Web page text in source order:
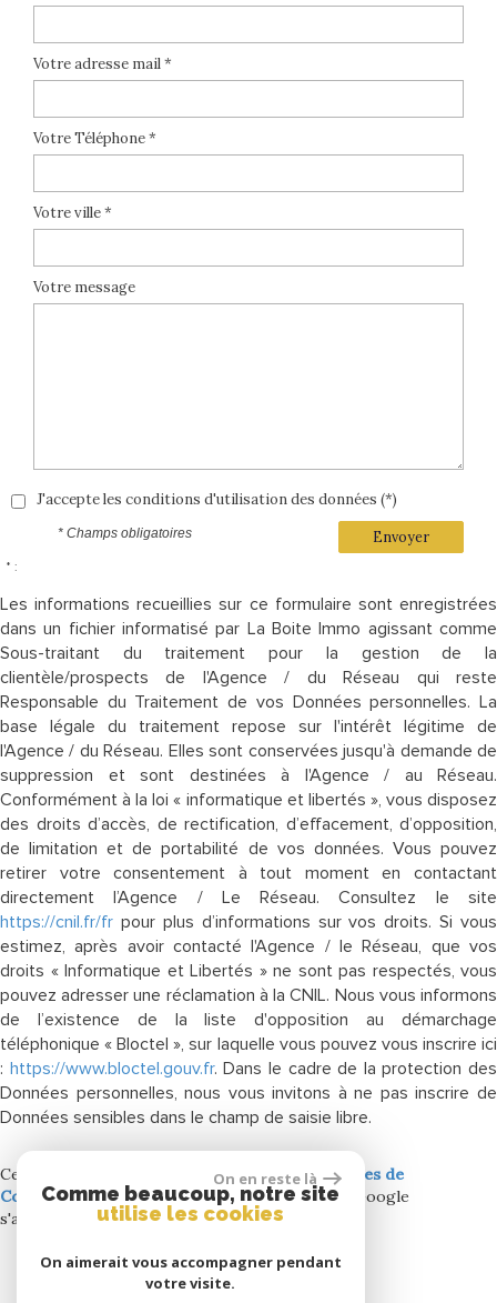
Votre adresse mail *
Votre Téléphone *
Votre ville *
Votre message
J'accepte les conditions d'utilisation des données (*)
Envoyer
* Champs obligatoires
* :
Les informations recueillies sur ce formulaire sont enregistrées
dans un fichier informatisé par La Boite Immo agissant comme
Sous-traitant du traitement pour la gestion de la
clientèle/prospects de l'Agence / du Réseau qui reste
Responsable du Traitement de vos Données personnelles. La
base légale du traitement repose sur l'intérêt légitime de
l'Agence / du Réseau. Elles sont conservées jusqu'à demande de
suppression et sont destinées à l'Agence / au Réseau.
Conformément à la loi « informatique et libertés », vous disposez
des droits d’accès, de rectification, d’effacement, d’opposition,
de limitation et de portabilité de vos données. Vous pouvez
retirer votre consentement à tout moment en contactant
directement l’Agence / Le Réseau. Consultez le site
https://cnil.fr/fr pour plus d’informations sur vos droits. Si vous
estimez, après avoir contacté l'Agence / le Réseau, que vos
droits « Informatique et Libertés » ne sont pas respectés, vous
pouvez adresser une réclamation à la CNIL. Nous vous informons
de l’existence de la liste d'opposition au démarchage
téléphonique « Bloctel », sur laquelle vous pouvez vous inscrire ici
: https://www.bloctel.gouv.fr. Dans le cadre de la protection des
Données personnelles, nous vous invitons à ne pas inscrire de
Données sensibles dans le champ de saisie libre.
Ce site est protégé par reCAPTCHA, lesPolitiques de
Confidentialitéet esConditions d'utilisationde Google
s'appliquent.
On en reste là
Comme beaucoup, notre site
utilise les cookies
On aimerait vous accompagner pendant
votre visite.